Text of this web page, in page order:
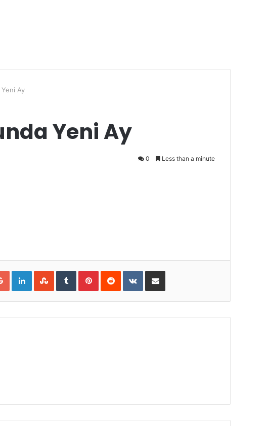
Ay
Yeni Ay
0 Less than a minute
Google+LinkedInStumbleUpon
TumblrPinterestReddit VKontakteE-Posta ile paylaş